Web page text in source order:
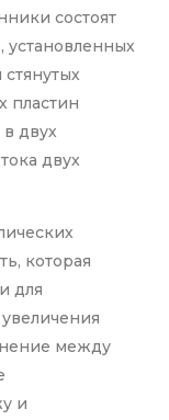
состоят
установленных
пластин
в двух
двух
которая
для
между
и